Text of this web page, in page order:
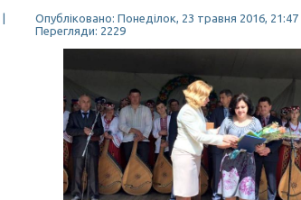
Опубліковано: Понеділок, 23 травня 2016, 21:47|
Перегляди: 2229